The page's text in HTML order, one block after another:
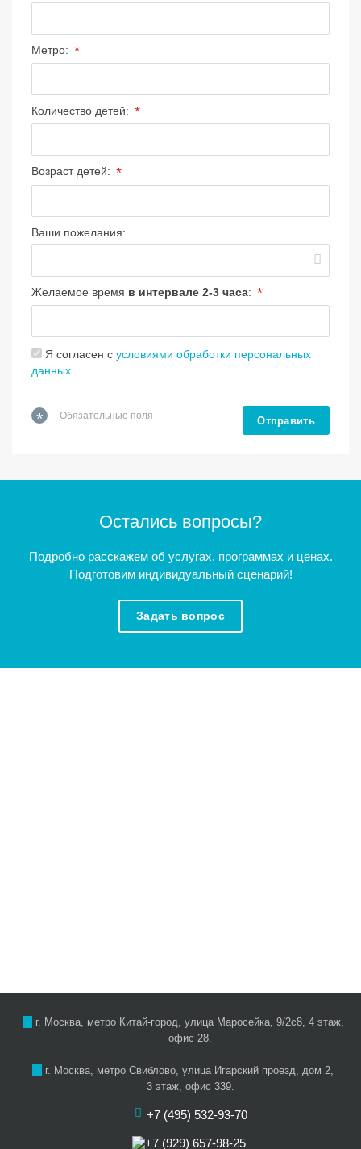
Метро: *
Количество детей: *
Возраст детей: *
Ваши пожелания:
Желаемое время в интервале 2-3 часа: *
Я согласен с условиями обработки персональных
данных
* - Обязательные поля Отправить
Остались вопросы?
Подробно расскажем об услугах, программах и ценах.
Подготовим индивидуальный сценарий!
Задать вопрос
г. Москва, метро Китай-город, улица Маросейка, 9/2с8, 4 этаж,
офис 28.
г. Москва, метро Свиблово, улица Игарский проезд, дом 2,
3 этаж, офис 339.
+7 (495) 532-93-70
+7 (929) 657-98-25